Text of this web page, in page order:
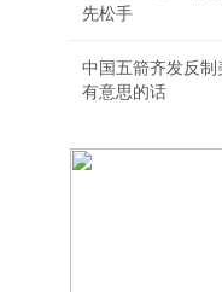
先松手
中国五箭齐发反
有意思的话